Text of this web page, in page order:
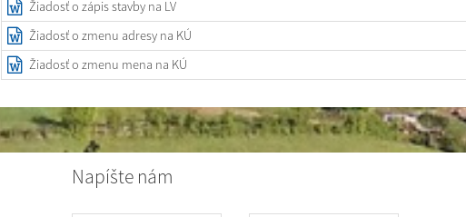
Žiadosť o zápis stavby na LV
Žiadosť o zmenu adresy na KÚ
Žiadosť o zmenu mena na KÚ
Napíšte nám